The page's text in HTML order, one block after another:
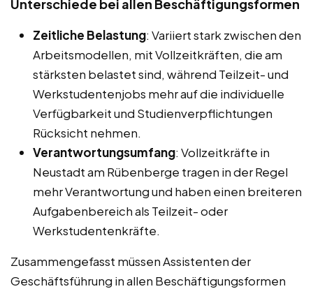
Unterschiede bei allen Beschäftigungsformen
Zeitliche Belastung: Variiert stark zwischen den
Arbeitsmodellen, mit Vollzeitkräften, die am
stärksten belastet sind, während Teilzeit- und
Werkstudentenjobs mehr auf die individuelle
Verfügbarkeit und Studienverpflichtungen
Rücksicht nehmen.
Verantwortungsumfang: Vollzeitkräfte in
Neustadt am Rübenberge tragen in der Regel
mehr Verantwortung und haben einen breiteren
Aufgabenbereich als Teilzeit- oder
Werkstudentenkräfte.
Zusammengefasst müssen Assistenten der
Geschäftsführung in allen Beschäftigungsformen